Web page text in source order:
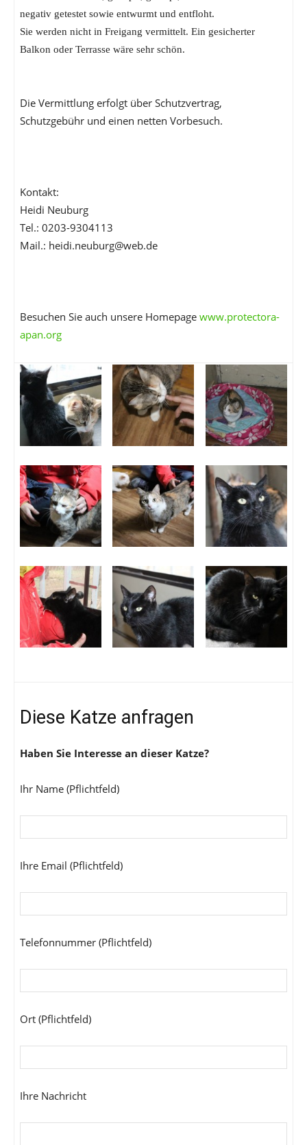
negativ getestet sowie entwurmt und entfloht.
Sie werden nicht in Freigang vermittelt. Ein gesicherter
Balkon oder Terrasse wäre sehr schön.
Die Vermittlung erfolgt über Schutzvertrag,
Schutzgebühr und einen netten Vorbesuch.
Kontakt:
Heidi Neuburg
Tel.: 0203-9304113
Mail.: heidi.neuburg@web.de
Besuchen Sie auch unsere Homepage www.protectora-
apan.org
Diese Katze anfragen
Haben Sie Interesse an dieser Katze?
Ihr Name (Pflichtfeld)
Ihre Email (Pflichtfeld)
Telefonnummer (Pflichtfeld)
Ort (Pflichtfeld)
Ihre Nachricht